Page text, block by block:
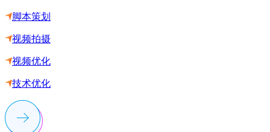
脚本策划
视频拍摄
视频优化
技术优化